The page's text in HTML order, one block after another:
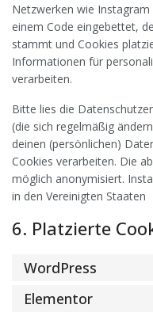
Netzwerken wie
einem Code eingebettet,
stammt und Cookies
Informationen für
verarbeiten.
Bitte lies die
(die sich regelmäßig
deinen (persönlichen)
Cookies verarbeiten. Die
möglich anonymisiert.
in den Vereinigten Staaten
6. Platzierte
WordPress
Elementor